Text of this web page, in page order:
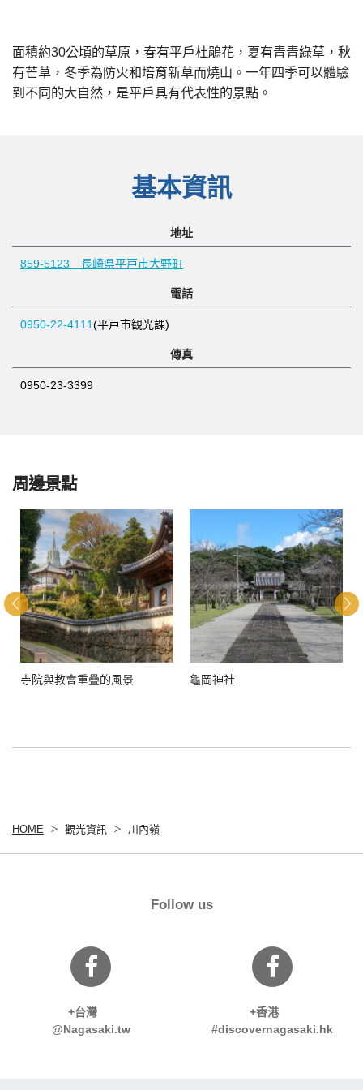
面積約30公頃的草原，春有平戶杜鵑花，夏有青青綠草，秋
有芒草，冬季為防火和培育新草而燒山。一年四季可以體驗
到不同的大自然，是平戶具有代表性的景點。
基本資訊
地址
859-5123 長崎県平戸市大野町
電話
0950-22-4111(平戸市観光課)
傳真
0950-23-3399
周邊景點
寺院與教會重疊的風景 龜岡神社
HOME 觀光資訊 川內嶺
Follow us
+台灣
@Nagasaki.tw
+香港
#discovernagasaki.hk